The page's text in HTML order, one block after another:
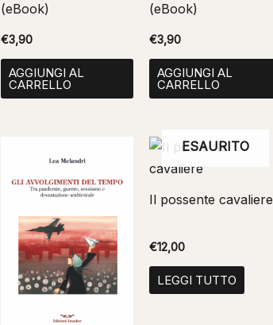
(eBook)
€3,90
AGGIUNGI AL
CARRELLO
(eBook)
€3,90
AGGIUNGI AL
CARRELLO
ESAURITO
Il possente cavaliere
€12,00
LEGGI TUTTO